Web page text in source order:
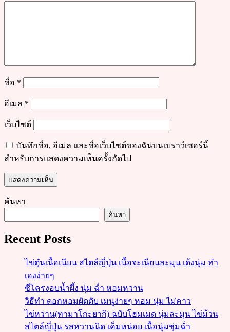
ชื่อ *
อีเมล *
เว็บไซต์
บันทึกชื่อ, อีเมล และชื่อเว็บไซต์ของฉันบนเบราว์เซอร์นี้
สำหรับการแสดงความเห็นครั้งถัดไป
ค้นหา
ค้นหา
Recent Posts
ไข่ตุ๋นเนื้อเนียน สไตล์ญี่ปุ่น เนื้อจะเนียนละมุน เด้งนุ่ม ทำ
เองง่ายๆ
ซี่โครงอบน้ำผึ้ง นุ่ม ฉ่ำ หอมหวาน
วิธีทำ ดอกหอมผัดตับ เมนูง่ายๆ หอม นุ่ม ไม่คาว
ไข่หวาน(ทามาโกะยากิ) ฉบับโฮมเมด นุ่มละมุน ไข่ม้วน
สไตล์ญี่ปุ่น รสหวานนิด เค็มหน่อย เนื้อนุ่มชุ่มฉ่ำ